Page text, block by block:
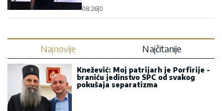
08:26 0
Najnovije Najčitanije
Knežević: Moj patrijarh je Porfirije -
braniću jedinstvo SPC od svakog
pokušaja separatizma